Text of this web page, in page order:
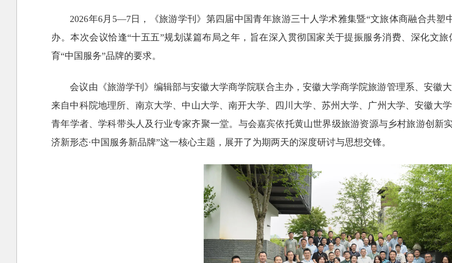
2026年6月5—7日，《旅游学刊》第四届中国青年旅游三十人学术雅集暨“文旅体商融合共塑
办。本次会议恰逢“十五五”规划谋篇布局之年，旨在深入贯彻国家关于提振服务消费、深化文
育“中国服务”品牌的要求。
会议由《旅游学刊》编辑部与安徽大学商学院联合主办，安徽大学商学院旅游管理系、安徽
来自中科院地理所、南京大学、中山大学、南开大学、四川大学、苏州大学、广州大学、安徽大
青年学者、学科带头人及行业专家齐聚一堂。与会嘉宾依托黄山世界级旅游资源与乡村旅游创新
济新形态·中国服务新品牌”这一核心主题，展开了为期两天的深度研讨与思想交锋。